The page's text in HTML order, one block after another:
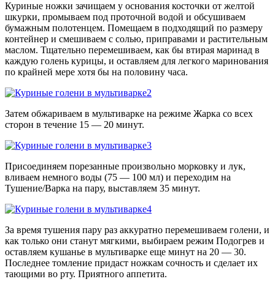
Куриные ножки зачищаем у основания косточки от желтой
шкурки, промываем под проточной водой и обсушиваем
бумажным полотенцем. Помещаем в подходящий по размеру
контейнер и смешиваем с солью, приправами и растительным
маслом. Тщательно перемешиваем, как бы втирая маринад в
каждую голень курицы, и оставляем для легкого маринования
по крайней мере хотя бы на половину часа.
Затем обжариваем в мультиварке на режиме Жарка со всех
сторон в течение 15 — 20 минут.
Присоединяем порезанные произвольно морковку и лук,
вливаем немного воды (75 — 100 мл) и переходим на
Тушение/Варка на пару, выставляем 35 минут.
За время тушения пару раз аккуратно перемешиваем голени, и
как только они станут мягкими, выбираем режим Подогрев и
оставляем кушанье в мультиварке еще минут на 20 — 30.
Последнее томление придаст ножкам сочность и сделает их
тающими во рту. Приятного аппетита.